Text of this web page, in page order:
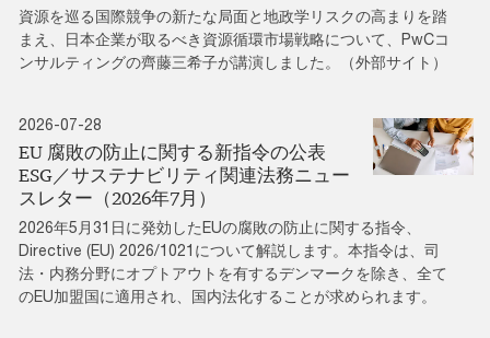
資源を巡る国際競争の新たな局面と地政学リスクの高まりを踏
まえ、日本企業が取るべき資源循環市場戦略について、PwCコ
ンサルティングの齊藤三希子が講演しました。（外部サイト）
2026-07-28
EU 腐敗の防止に関する新指令の公表
ESG／サステナビリティ関連法務ニュー
スレター（2026年7月）
2026年5月31日に発効したEUの腐敗の防止に関する指令、
Directive (EU) 2026/1021について解説します。本指令は、司
法・内務分野にオプトアウトを有するデンマークを除き、全て
のEU加盟国に適用され、国内法化することが求められます。